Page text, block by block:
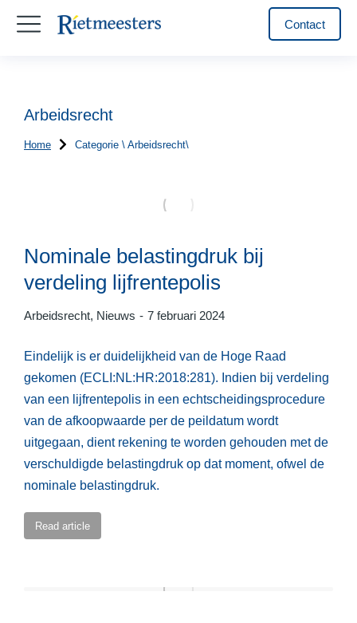
Contact
Arbeidsrecht
Je bent hier:
Home Categorie \ Arbeidsrecht\
Nominale belastingdruk bij
verdeling lijfrentepolis
Arbeidsrecht, Nieuws 7 februari 2024
Eindelijk is er duidelijkheid van de Hoge Raad
gekomen (ECLI:NL:HR:2018:281). Indien bij verdeling
van een lijfrentepolis in een echtscheidingsprocedure
van de afkoopwaarde per de peildatum wordt
uitgegaan, dient rekening te worden gehouden met de
verschuldigde belastingdruk op dat moment, ofwel de
nominale belastingdruk.
Read article